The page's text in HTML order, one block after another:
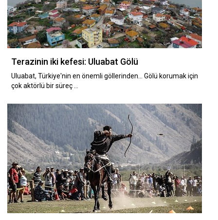
Terazinin iki kefesi: Uluabat Gölü
Uluabat, Türkiye'nin en önemli göllerinden... Gölü korumak için
çok aktörlü bir süreç …